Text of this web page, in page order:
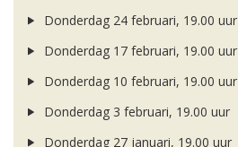
Donderdag 24 februari, 19.00 uur
Donderdag 17 februari, 19.00 uur
Donderdag 10 februari, 19.00 uur
Donderdag 3 februari, 19.00 uur
Donderdag 27 januari, 19.00 uur